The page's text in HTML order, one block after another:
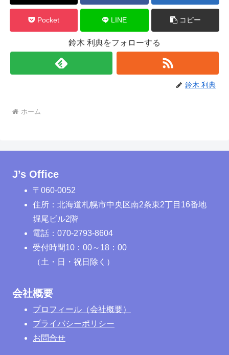
Pocket LINE コピー
鈴木 利典をフォローする
鈴木 利典
ホーム
J’s Office
〒060-0052
住所：北海道札幌市中央区南2条東2丁目16番地
堀尾ビル2階
電話：070-2793-8604
受付時間10：00～18：00
（土・日・祝日除く）
会社概要
プロフィール（会社概要）
プライバシーポリシー
お問合せ